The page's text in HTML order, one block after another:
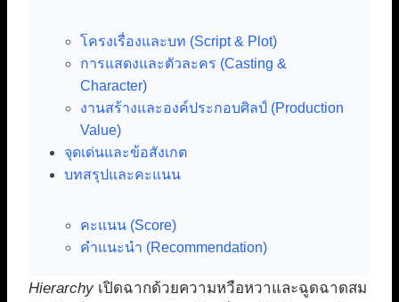
โครงเรื่องและบท (Script & Plot)
การแสดงและตัวละคร (Casting &
Character)
งานสร้างและองค์ประกอบศิลป์ (Production
Value)
จุดเด่นและข้อสังเกต
บทสรุปและคะแนน
คะแนน (Score)
คำแนะนำ (Recommendation)
Hierarchy เปิดฉากด้วยความหวือหวาและฉูดฉาดสม